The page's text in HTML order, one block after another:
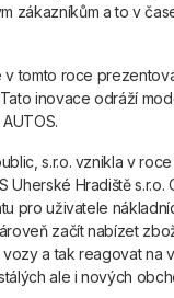
zákazníkům a to v
v tomto roce
inovace odráží
s.r.o. vznikla v
Uherské Hradiště s.r.o.
pro uživatele
začít nabízet
vozy a tak reagovat na
ale i nových